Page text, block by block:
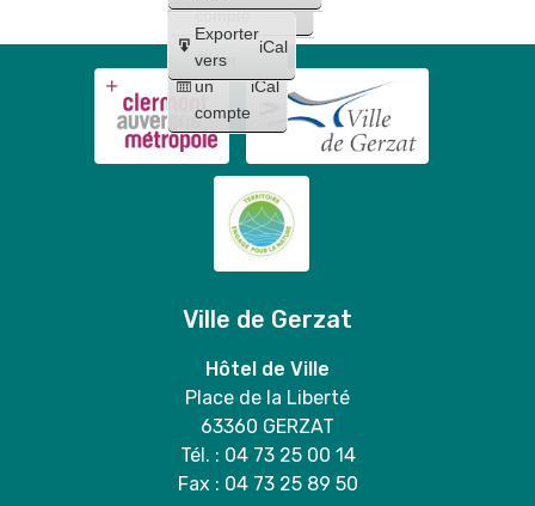
compte
Créer
un
compte
iCal
Exporter
vers
iCal
Ville de Gerzat
Hôtel de Ville
Place de la Liberté
63360 GERZAT
Tél. : 04 73 25 00 14
Fax : 04 73 25 89 50